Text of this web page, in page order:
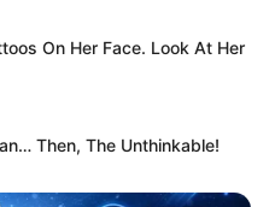
On Her Face. Look At Her
Then, The Unthinkable!